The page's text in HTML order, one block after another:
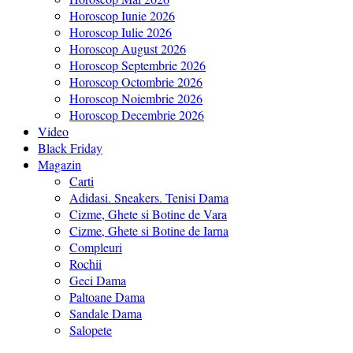
Horoscop Iunie 2026
Horoscop Iulie 2026
Horoscop August 2026
Horoscop Septembrie 2026
Horoscop Octombrie 2026
Horoscop Noiembrie 2026
Horoscop Decembrie 2026
Video
Black Friday
Magazin
Carti
Adidasi. Sneakers. Tenisi Dama
Cizme, Ghete si Botine de Vara
Cizme, Ghete si Botine de Iarna
Compleuri
Rochii
Geci Dama
Paltoane Dama
Sandale Dama
Salopete